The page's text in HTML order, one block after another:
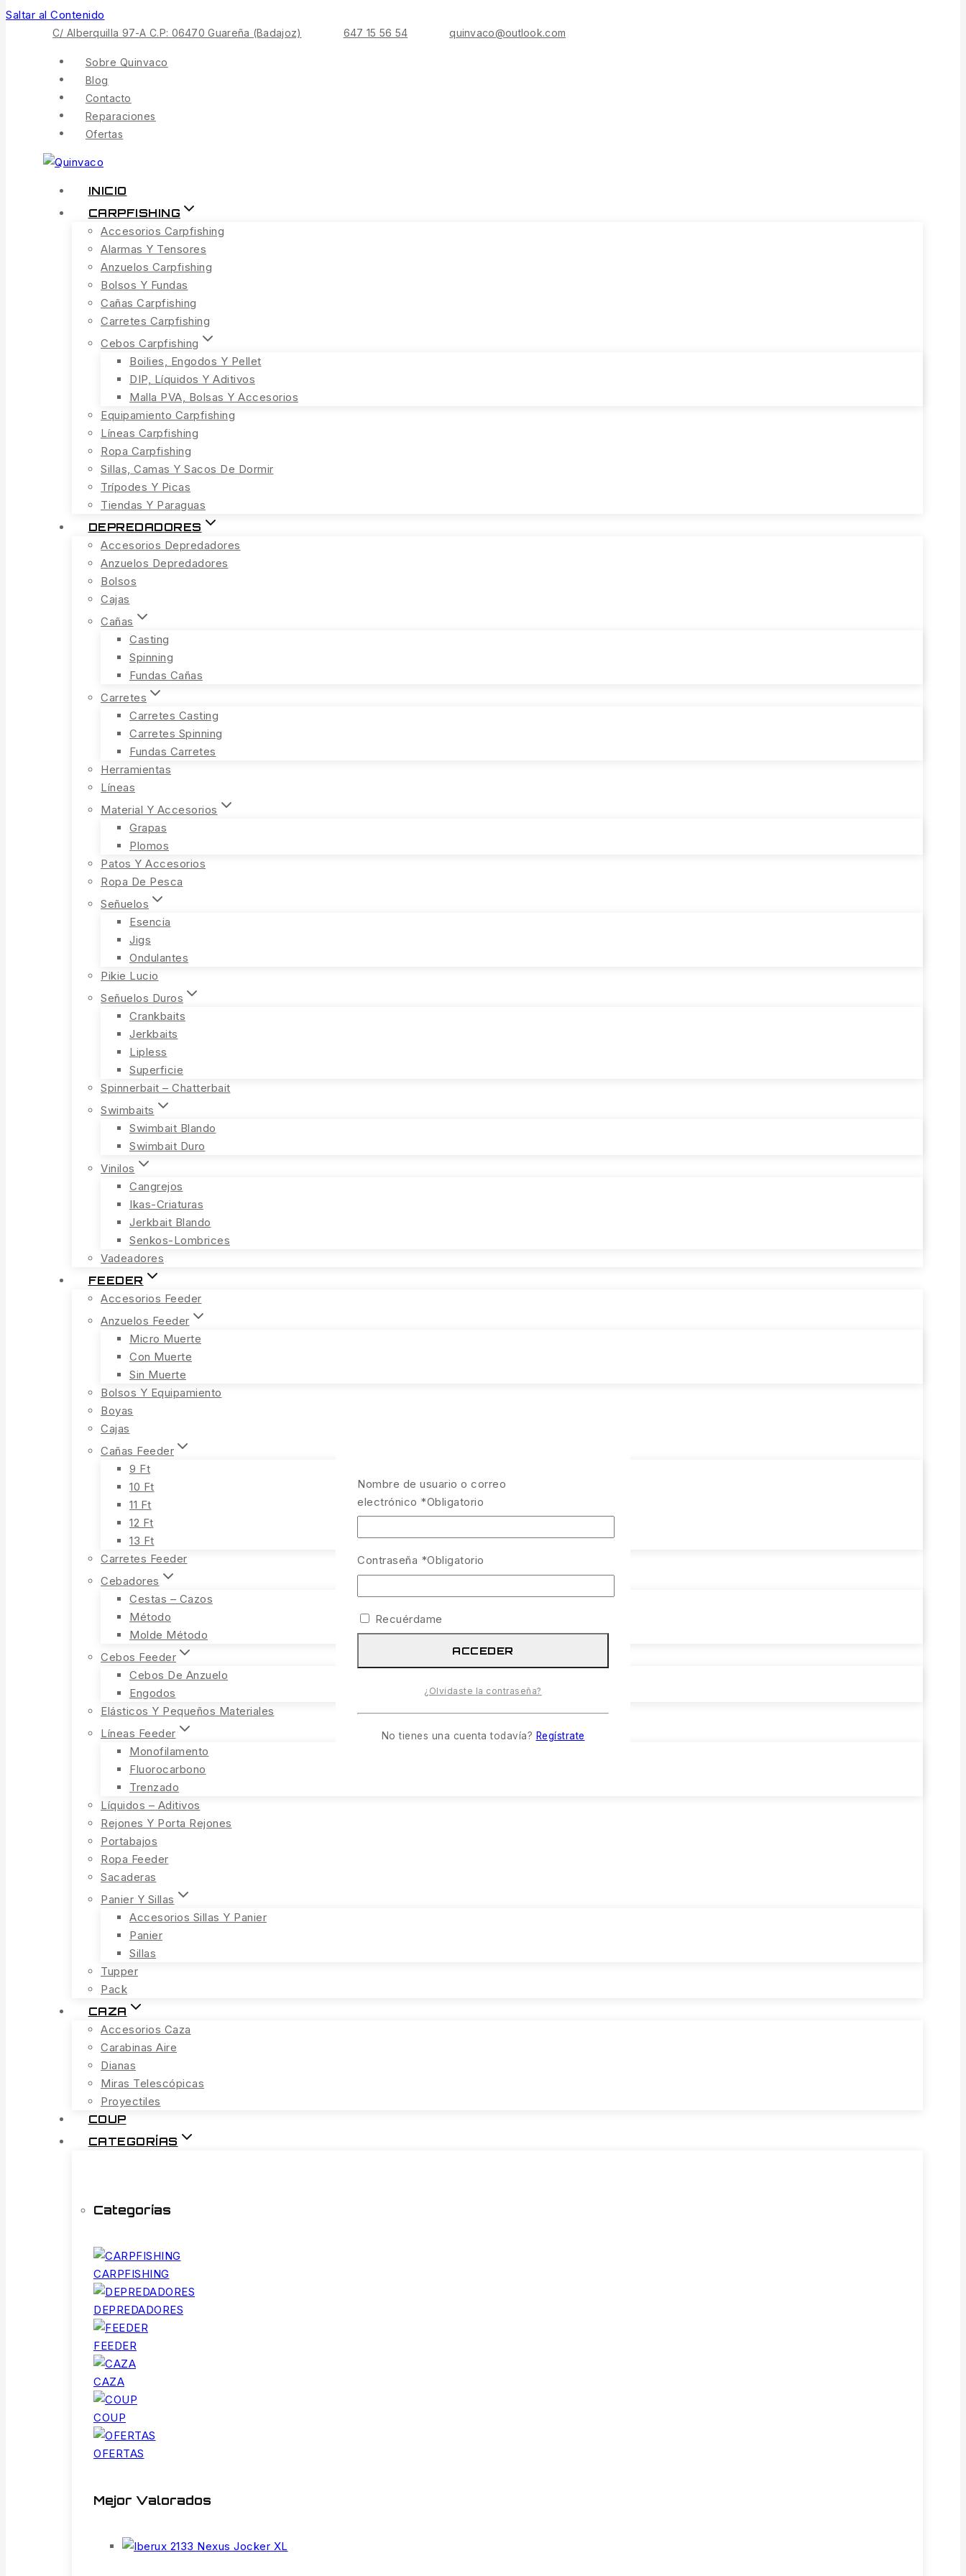
Saltar al Contenido
C/ Alberquilla 97-A C.P: 06470 Guareña (Badajoz) 647 15 56 54 quinvaco@outlook.com
Sobre Quinvaco
Blog
Contacto
Reparaciones
Ofertas
INICIO
CARPFISHING
Accesorios Carpfishing
Alarmas Y Tensores
Anzuelos Carpfishing
Bolsos Y Fundas
Cañas Carpfishing
Carretes Carpfishing
Cebos Carpfishing
Boilies, Engodos Y Pellet
DIP, Líquidos Y Aditivos
Malla PVA, Bolsas Y Accesorios
Equipamiento Carpfishing
Líneas Carpfishing
Ropa Carpfishing
Sillas, Camas Y Sacos De Dormir
Trípodes Y Picas
Tiendas Y Paraguas
DEPREDADORES
Accesorios Depredadores
Anzuelos Depredadores
Bolsos
Cajas
Cañas
Casting
Spinning
Fundas Cañas
Carretes
Carretes Casting
Carretes Spinning
Fundas Carretes
Herramientas
Líneas
Material Y Accesorios
Grapas
Plomos
Patos Y Accesorios
Ropa De Pesca
Señuelos
Esencia
Jigs
Ondulantes
Pikie Lucio
Señuelos Duros
Crankbaits
Jerkbaits
Lipless
Superficie
Spinnerbait – Chatterbait
Swimbaits
Swimbait Blando
Swimbait Duro
Vinilos
Cangrejos
Ikas-Criaturas
Jerkbait Blando
Senkos-Lombrices
Vadeadores
FEEDER
Accesorios Feeder
Anzuelos Feeder
Micro Muerte
Con Muerte
Sin Muerte
Bolsos Y Equipamiento
Boyas
Cajas
Cañas Feeder
9 Ft
10 Ft
11 Ft
12 Ft
13 Ft
Carretes Feeder
Cebadores
Cestas – Cazos
Método
Molde Método
Cebos Feeder
Cebos De Anzuelo
Engodos
Elásticos Y Pequeños Materiales
Líneas Feeder
Monofilamento
Fluorocarbono
Trenzado
Líquidos – Aditivos
Rejones Y Porta Rejones
Portabajos
Ropa Feeder
Sacaderas
Panier Y Sillas
Accesorios Sillas Y Panier
Panier
Sillas
Tupper
Pack
CAZA
Accesorios Caza
Carabinas Aire
Dianas
Miras Telescópicas
Proyectiles
COUP
CATEGORÍAS
Categorías
CARPFISHING
DEPREDADORES
FEEDER
CAZA
COUP
OFERTAS
Mejor Valorados
Nombre de usuario o correo
electrónico *Obligatorio
Contraseña *Obligatorio
Recuérdame
ACCEDER
¿Olvidaste la contraseña?
No tienes una cuenta todavía? Regístrate